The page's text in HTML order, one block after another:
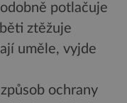
potlačuje
ztěžuje
uměle, vyjde
ochrany